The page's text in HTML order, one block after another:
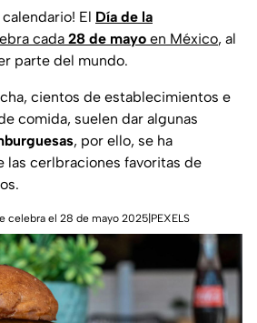
El Día de la
cada 28 de mayo en México, al
parte del mundo.
cientos de establecimientos e
comida, suelen dar algunas
, por ello, se ha
las cerlbraciones favoritas de
celebra el 28 de mayo 2025|PEXELS